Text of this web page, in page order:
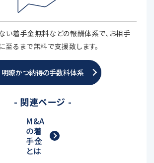
い着手金無料などの報酬体系で、お相手
至るまで無料で支援致します。
明瞭かつ納得の手数料体系
- 関連ページ -
M&A
の着
手金
とは